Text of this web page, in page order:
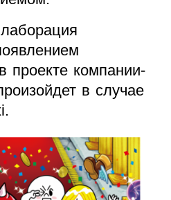
проекте компании-
в случае